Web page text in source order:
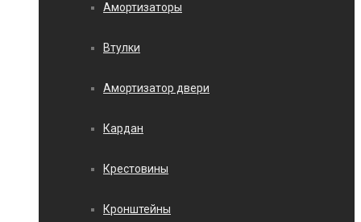
Амортизаторы
Втулки
Амортизатор двери
Кардан
Крестовины
Кронштейны